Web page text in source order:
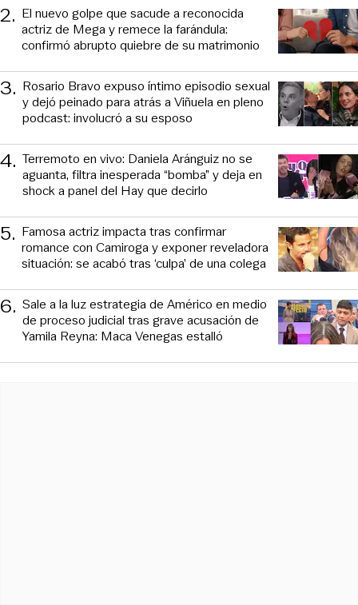
2. El nuevo golpe que sacude a reconocida
actriz de Mega y remece la farándula:
confirmó abrupto quiebre de su matrimonio
3. Rosario Bravo expuso íntimo episodio sexual
y dejó peinado para atrás a Viñuela en pleno
podcast: involucró a su esposo
4. Terremoto en vivo: Daniela Aránguiz no se
aguanta, filtra inesperada “bomba” y deja en
shock a panel del Hay que decirlo
5. Famosa actriz impacta tras confirmar
romance con Camiroga y exponer reveladora
situación: se acabó tras ‘culpa’ de una colega
6. Sale a la luz estrategia de Américo en medio
de proceso judicial tras grave acusación de
Yamila Reyna: Maca Venegas estalló